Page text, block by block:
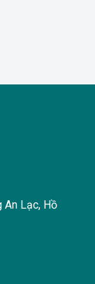
An Lạc, Hồ